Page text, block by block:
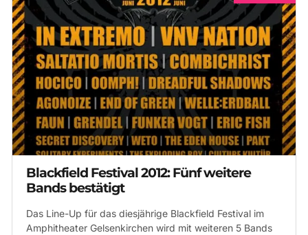
Blackfield Festival 2012: Fünf weitere
Bands bestätigt
Das Line-Up für das diesjährige Blackfield Festival im
Amphitheater Gelsenkirchen wird mit weiteren 5 Bands